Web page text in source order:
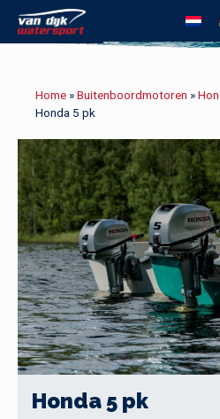
van Dijk
Home »Buitenboordmotoren »
Honda 5 pk
Honda 5 pk